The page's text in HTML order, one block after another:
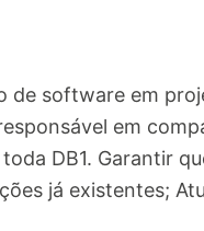
software em
em
DB1. Garantir
já existentes;